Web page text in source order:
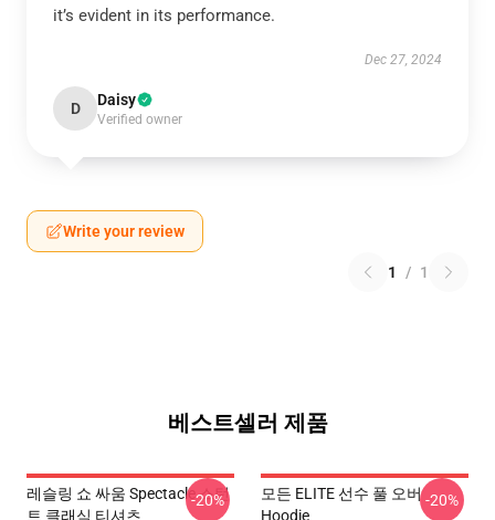
it’s evident in its performance.
Dec 27, 2024
D Daisy
Verified owner
Write your review
1 / 1
베스트셀러 제품
레슬링 쇼 싸움 Spectacle 스턴
트 클래식 티셔츠
-20%
모든 ELITE 선수 풀 오버
Hoodie
-20%